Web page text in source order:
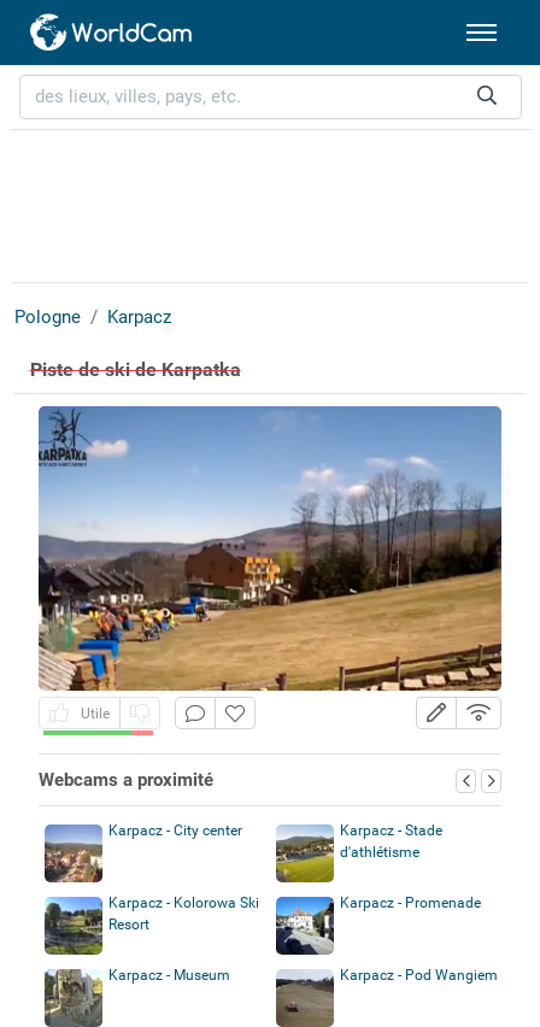
Pologne Karpacz
Piste de ski de Karpatka
Utile
Webcams a proximité
Karpacz - City center
Karpacz - Stade
d'athlétisme
Karpacz - Kolorowa Ski
Resort
Karpacz - Promenade
Karpacz - Museum Karpacz - Pod Wangiem